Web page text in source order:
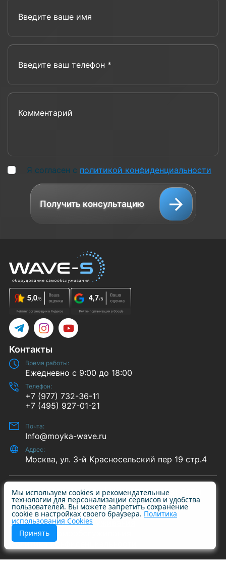
Я согласен с политикой конфиденциальности
Получить консультацию
TelegramInstagramYouTube
Контакты
Время работы:
Ежедневно с 9:00 до 18:00
Телефон:
+7 (977) 732-36-11
+7 (495) 927-01-21
Почта:
Info@moyka-wave.ru
Адрес:
Москва, ул. 3-й Красносельский пер 19 стр.4
© 2014-2026 «Wave-S» | ИНН 7708409731 ОГРН
1227700615790
Автомойки самообслуживания
Пылесосы самообслуживания
Политика конфиденциальности
Мы используем cookies и рекомендательные
технологии для персонализации сервисов и удобства
пользователей. Вы можете запретить сохранение
cookie в настройках своего браузера. Политика
использования Cookies
Принять